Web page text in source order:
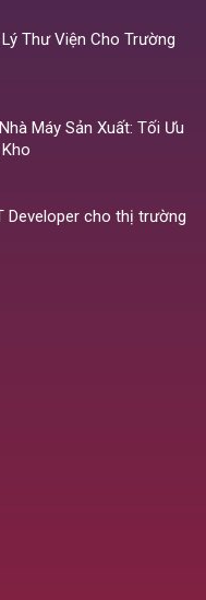
Thư Viện Cho Trường
Máy Sản Xuất: Tối Ưu
Developer cho thị trường